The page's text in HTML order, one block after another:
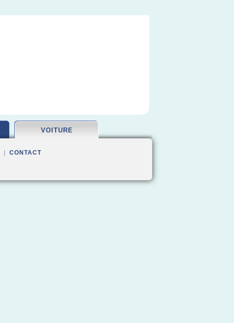
VOITURE
CONTACT